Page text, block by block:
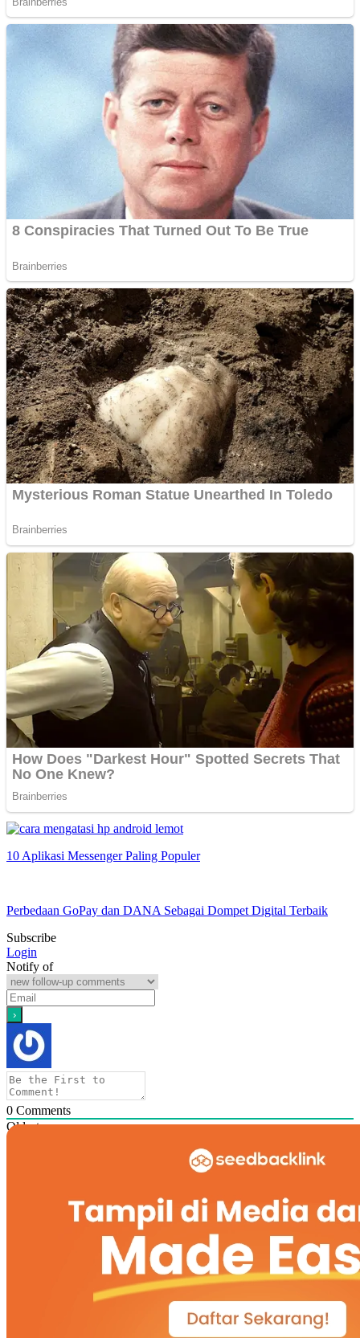
10 Aplikasi Messenger Paling Populer
Perbedaan GoPay dan DANA Sebagai Dompet Digital Terbaik
Subscribe
Login
Notify of
0 Comments
Oldest